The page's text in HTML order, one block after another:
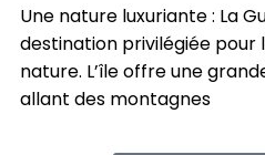
Une nature luxuriante : La
destination privilégiée pour
nature. L’île offre une
allant des montagnes